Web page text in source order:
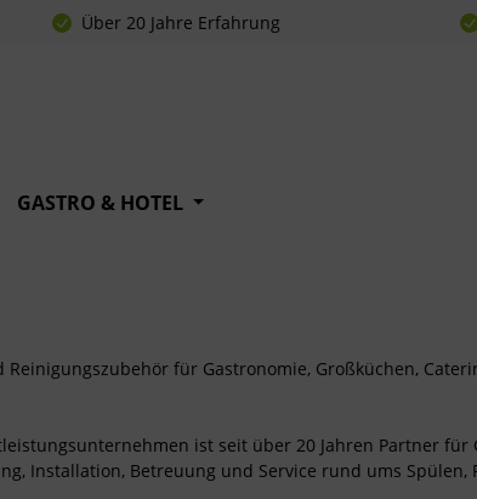
Über 20 Jahre Erfahrung
GASTRO & HOTEL
für Gastronomie, Großküchen,
ist seit über 20 Jahren Partner für
Installation, Betreuung und Service rund ums Spülen,